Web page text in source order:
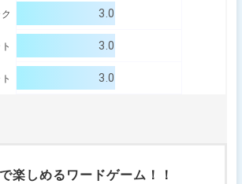
3.0
3.0
3.0
楽しめるワードゲーム！！